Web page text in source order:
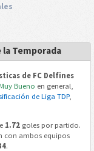
la Temporada
de FC Delfines
Bueno en general,
de Liga TDP,
1.72goles por partido.
con ambos equipos
.